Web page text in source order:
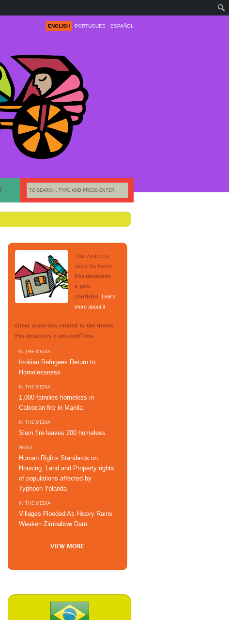
ENGLISH PORTUGUÊS ESPAÑOL
This content is
about the theme
Pós-desastres
e pós-
conflitos
Learn
more about it
Other materials related to the theme
Pós-desastres e pós-conflitos
IN THE MEDIA
Ivoirian Refugees Return to
Homelessness
IN THE MEDIA
1,000 families homeless in
Caloocan fire in Manila
IN THE MEDIA
Slum fire leaves 200 homeless
NEWS
Human Rights Standards on
Housing, Land and Property rights
of populations affected by
Typhoon Yolanda
IN THE MEDIA
Villages Flooded As Heavy Rains
Weaken Zimbabwe Dam
VIEW MORE